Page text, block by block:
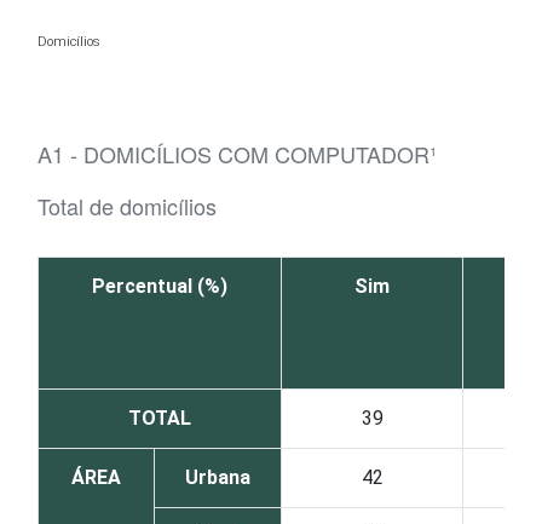
Domicílios
A1 - DOMICÍLIOS COM COMPUTADOR¹
Total de domicílios
Percentual (%) Sim
TOTAL 39
ÁREA Urbana 42